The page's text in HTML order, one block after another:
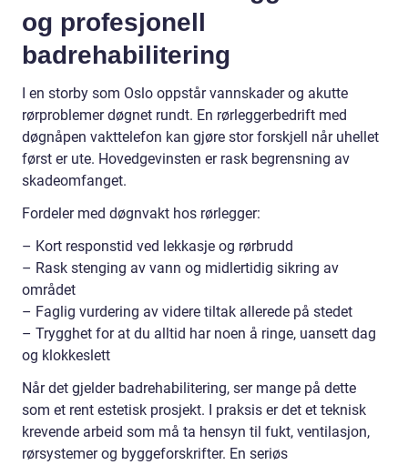
og profesjonell
badrehabilitering
I en storby som Oslo oppstår vannskader og akutte
rørproblemer døgnet rundt. En rørleggerbedrift med
døgnåpen vakttelefon kan gjøre stor forskjell når uhellet
først er ute. Hovedgevinsten er rask begrensning av
skadeomfanget.
Fordeler med døgnvakt hos rørlegger:
– Kort responstid ved lekkasje og rørbrudd
– Rask stenging av vann og midlertidig sikring av
området
– Faglig vurdering av videre tiltak allerede på stedet
– Trygghet for at du alltid har noen å ringe, uansett dag
og klokkeslett
Når det gjelder badrehabilitering, ser mange på dette
som et rent estetisk prosjekt. I praksis er det et teknisk
krevende arbeid som må ta hensyn til fukt, ventilasjon,
rørsystemer og byggeforskrifter. En seriøs